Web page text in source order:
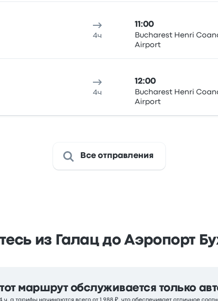
4ч
11:00
Bucharest Henri
Airport
4ч
12:00
Bucharest Henri
Airport
Все отправления
из Галац до Аэропорт
маршрут обслуживается только
а тарифы начинаются всего от 1 988 ₽, что обеспечивает отличное